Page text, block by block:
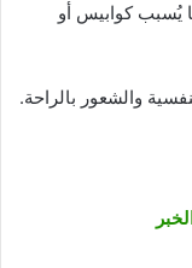
يُسبب كوابيس أو
والشعور بالراحة.